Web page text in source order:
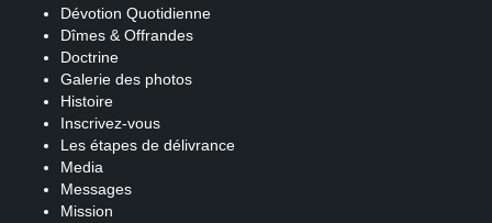
Dévotion Quotidienne
Dîmes & Offrandes
Doctrine
Galerie des photos
Histoire
Inscrivez-vous
Les étapes de délivrance
Media
Messages
Mission